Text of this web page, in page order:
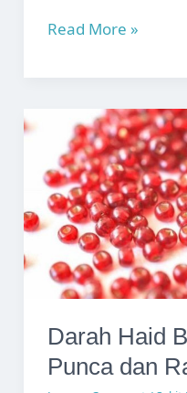
Kandungan
Punca,
Simptom
dan
Rawatan
Read More »
Darah Haid
Punca dan